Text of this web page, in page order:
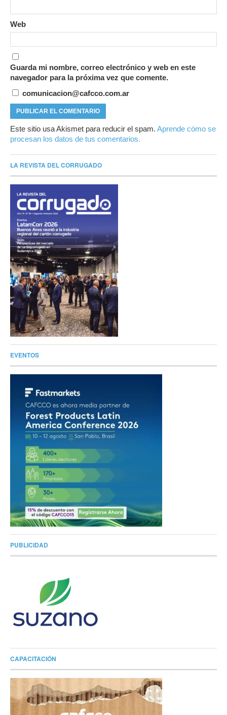
Web
Guarda mi nombre, correo electrónico y web en este
navegador para la próxima vez que comente.
comunicacion@cafcco.com.ar
Este sitio usa Akismet para reducir el spam. Aprende cómo se
procesan los datos de tus comentarios.
LA REVISTA DEL CORRUGADO
EVENTOS
PUBLICIDAD
CAPACITACIÓN